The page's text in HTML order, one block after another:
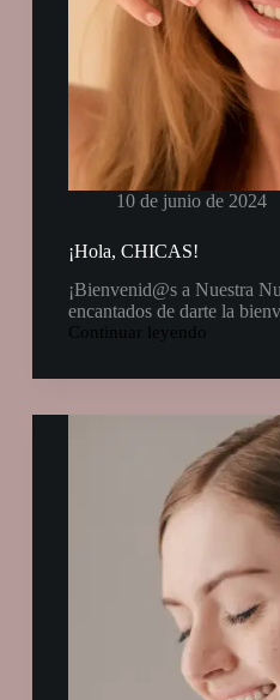
10 de junio de 2024
¡Hola, CHICAS!
¡Bienvenid@s a Nuestra
encantados de darte la
Continuar leyendo